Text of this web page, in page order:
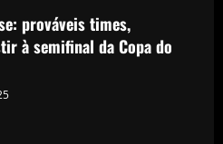
all of them!' – Enzo Maresca lets
doubters in surprise
after guiding club back into
prováveis times,
à semifinal da Copa do